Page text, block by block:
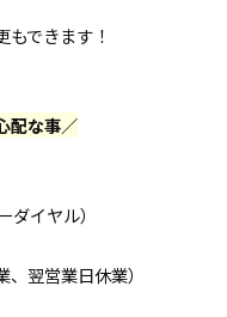
できます！
配な事／
ダイヤル）
翌営業日休業）